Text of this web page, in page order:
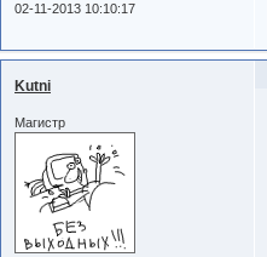
02-11-2013 10:10:17
Kutni
Магистр